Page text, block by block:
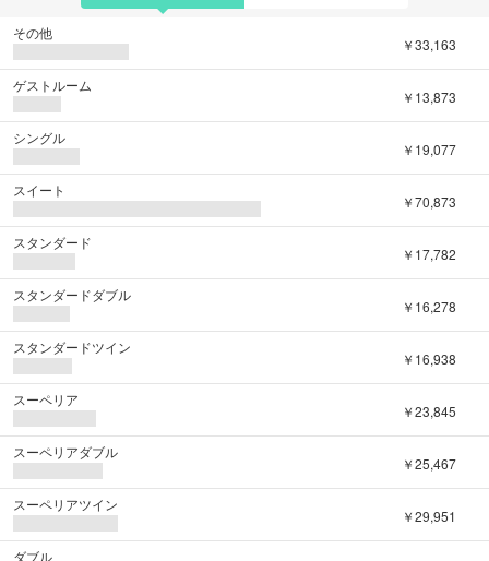
その他
￥33,163
ゲストルーム
￥13,873
シングル
￥19,077
スイート
￥70,873
スタンダード
￥17,782
スタンダードダブル
￥16,278
スタンダードツイン
￥16,938
スーペリア
￥23,845
スーペリアダブル
￥25,467
スーペリアツイン
￥29,951
ダブル